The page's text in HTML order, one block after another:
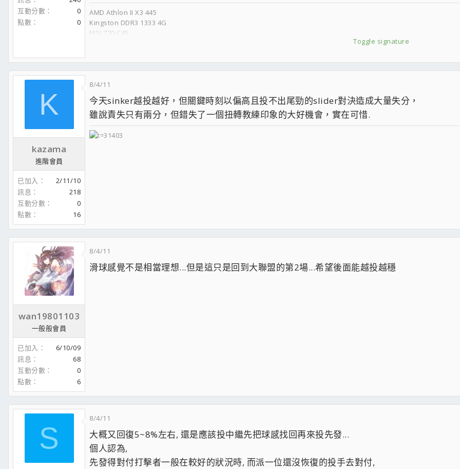
互動分數
0
點數
0
Toggle signature
AMD Athlon II X3 445
Kingston DDR3 1333 4G
MSI 770 C45
POWER 種子500瓦
Sliver stone PS05
退役 P4 3.0 HT Athlon II X2 240
MSI 4670 1G 憾訊 4650 512MB MSI ATI R4850 512MB
蛇吞象 350W
K
kazama
進階會員
已加入
2/11/10
訊息
218
互動分數
0
點數
16
8/4/11
今天sinker越投越好，但關鍵時刻以偏高且投不出尾勁的slider對決造成大量失分，
雖說責失只有兩分，但錯失了一個扭轉教練印象的大好機會，實在可惜.
wan19801103
一般般會員
已加入
6/10/09
訊息
68
互動分數
0
點數
6
8/4/11
滑球感覺不是相當理想...但是這只是回到大聯盟的第2場...希望後面能越投越穩
S
8/4/11
大概又回復5~8%左右, 還是應該投中繼先把球感找回再來投先發...
個人認為,
先發得對付打擊者一般在較好的狀況時, 而派一位還沒恢復的投手去對付,